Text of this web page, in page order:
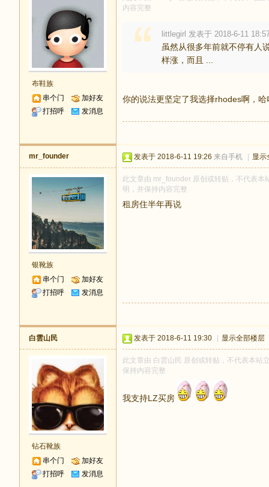
布鞋族
串个门
加好友
打招呼
发消息
内容完整
littlegirl 发表于 2018-6-11
虽然从很多年前就不停有人
样涨，而且 ...
你的说法更坚定了我选择rhodes啊，哈
mr_founder
银靴族
串个门
加好友
打招呼
发消息
发表于 2018-6-11 19:26 来自手机 显示
此文章由 mr_founder 原创或转贴，不代表
明，并保持内容完整
租房住半年再说
白雲山民
钻石靴族
串个门
加好友
打招呼
发消息
发表于 2018-6-11 19:30 显示全部楼层
此文章由 白雲山民 原创或转贴，不代表本站
保持内容完整
我支持LZ买房